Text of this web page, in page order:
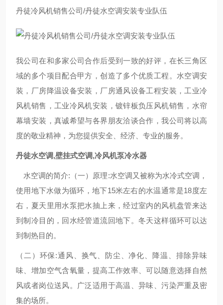
丹徒冷风机销售公司/丹徒水空调安装专业队伍
我公司在和多家公司合作后受到一致的好评，在长三角区
域的多个项目配合甲方，创造了多个优质工程。水空调安
装，厂房降温设备安装，厂房通风设备工程安装，工业冷
风机销售，工业冷风机安装，镀锌板负压风机销售，水帘
幕墙安装，真诚希望与各界朋友洽谈合作，我公司将以高
度的敬业精神，为您提供安全、经济、专业的服务。
丹徒水空调,壁挂式空调,冷风机泵冷水器
水空调的简介:（一）原理:水空调又被称为水冷式空调，
使用地下水做为循环，地下15米左右的水温通常是18度左
右，夏天里用水泵把水抽上来，经过室内的风机盘管来达
到制冷目的，回水经管道流回地下。冬天这样循环可以达
到制热目的。
（二）环保:通风、换气、防尘、净化、降温、排除异味
味、增加空气含氧量，提高工作效率、可以随意选择自然
风或者岗位送风。广泛适用于高温、异味、污染严重及密
集的场所。